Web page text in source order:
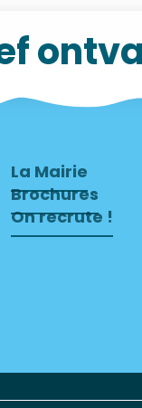
La Mairie
Brochures
On recrute !